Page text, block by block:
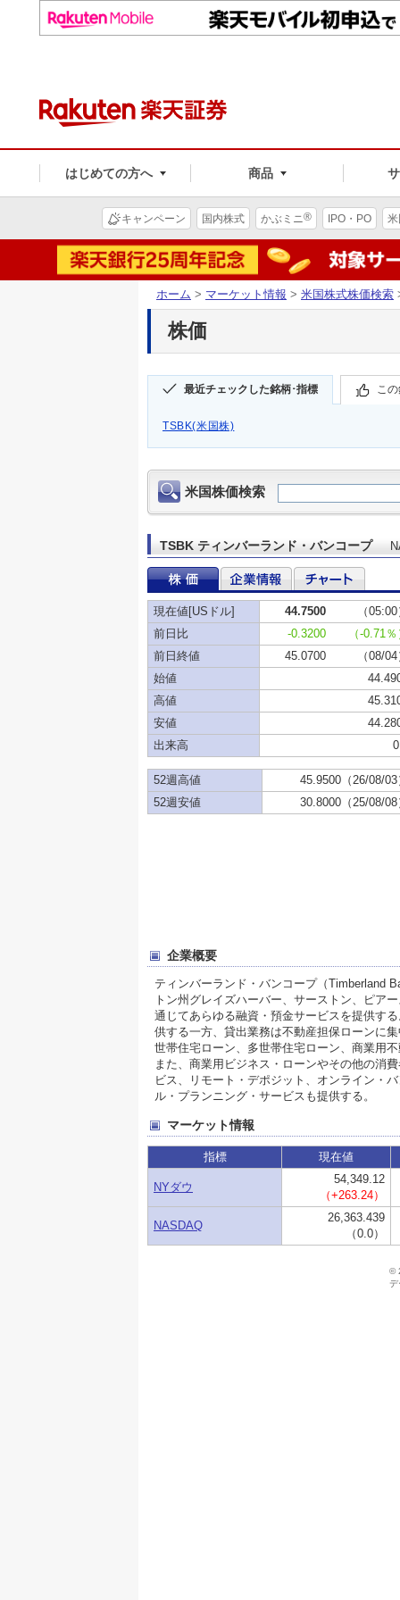
はじめての方へ 商品
キャンペーン 国内株式 かぶミニ® IPO・PO
ホーム > マーケット情報 > 米国株式株価検索
株価
最近チェックした銘柄･指標 こ
TSBK(米国株)